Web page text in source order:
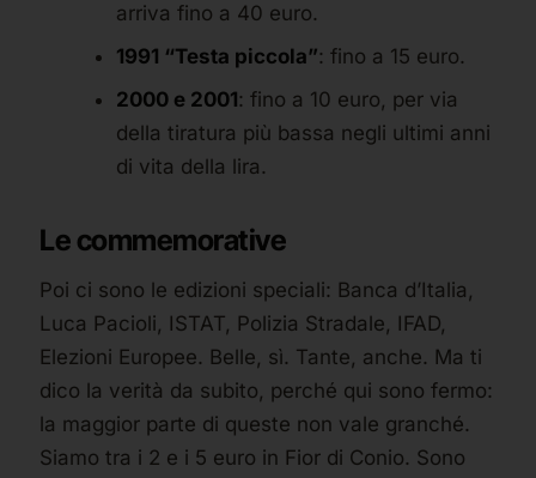
arriva fino a 40 euro.
1991 “Testa piccola”: fino a 15 euro.
2000 e 2001: fino a 10 euro, per via
della tiratura più bassa negli ultimi anni
di vita della lira.
Le commemorative
Poi ci sono le edizioni speciali: Banca d’Italia,
Luca Pacioli, ISTAT, Polizia Stradale, IFAD,
Elezioni Europee. Belle, sì. Tante, anche. Ma ti
dico la verità da subito, perché qui sono fermo:
la maggior parte di queste non vale granché.
Siamo tra i 2 e i 5 euro in Fior di Conio. Sono